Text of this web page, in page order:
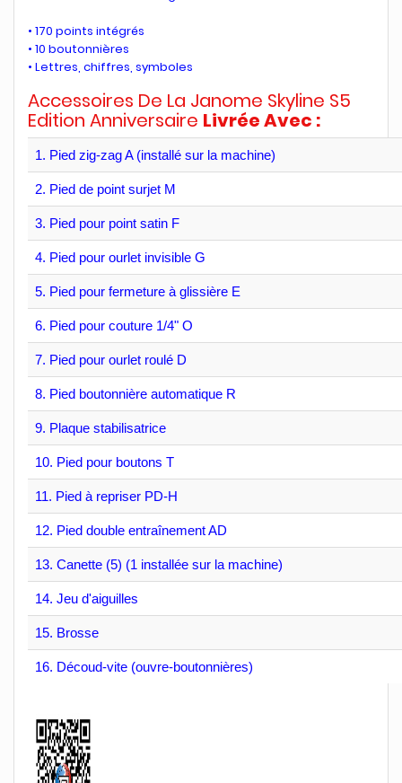
• 170 points intégrés
• 10 boutonnières
• Lettres, chiffres, symboles
Accessoires De La Janome Skyline S5
Edition Anniversaire Livrée Avec :
1. Pied zig-zag A (installé sur la machine)
2. Pied de point surjet M
3. Pied pour point satin F
4. Pied pour ourlet invisible G
5. Pied pour fermeture à glissière E
6. Pied pour couture 1/4" O
7. Pied pour ourlet roulé D
8. Pied boutonnière automatique R
9. Plaque stabilisatrice
10. Pied pour boutons T
11. Pied à repriser PD-H
12. Pied double entraînement AD
13. Canette (5) (1 installée sur la machine)
14. Jeu d'aiguilles
15. Brosse
16. Découd-vite (ouvre-boutonnières)